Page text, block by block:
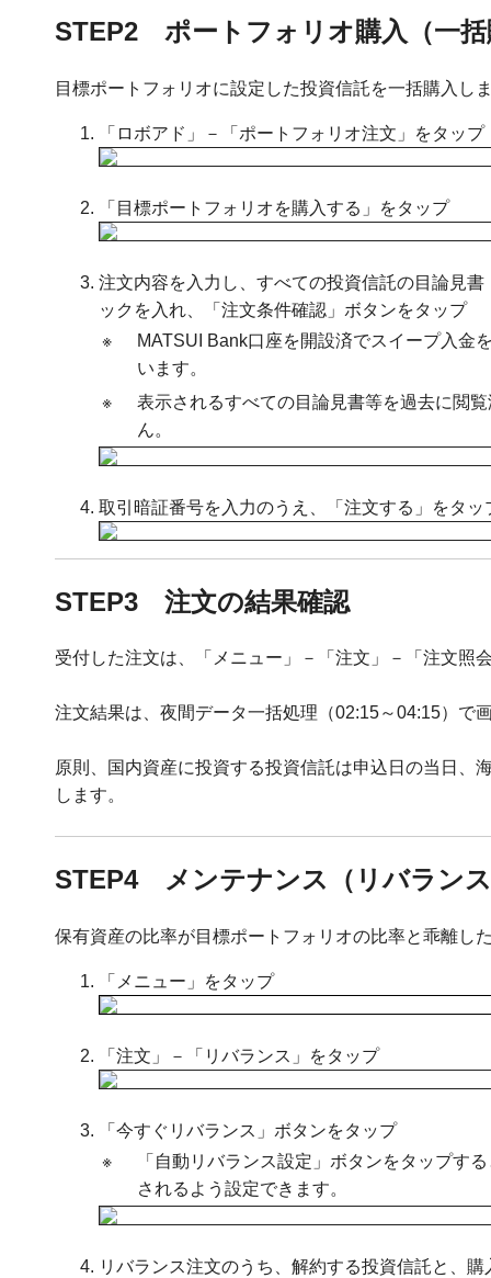
STEP2 ポートフォリオ購入（一括
目標ポートフォリオに設定した投資信託を一括購入し
「ロボアド」－「ポートフォリオ注文」をタップ
「目標ポートフォリオを購入する」をタップ
注文内容を入力し、すべての投資信託の目論見
ックを入れ、「注文条件確認」ボタンをタップ
※
MATSUI Bank口座を開設済でスイープ入金
います。
※
表示されるすべての目論見書等を過去に閲
ん。
取引暗証番号を入力のうえ、「注文する」をタッ
STEP3 注文の結果確認
受付した注文は、「メニュー」－「注文」－「注文照
注文結果は、夜間データ一括処理（02:15～04:15）で
原則、国内資産に投資する投資信託は申込日の当日、
します。
STEP4 メンテナンス（リバラン
保有資産の比率が目標ポートフォリオの比率と乖離し
「メニュー」をタップ
「注文」－「リバランス」をタップ
「今すぐリバランス」ボタンをタップ
※
「自動リバランス設定」ボタンをタップす
されるよう設定できます。
リバランス注文のうち、解約する投資信託と、